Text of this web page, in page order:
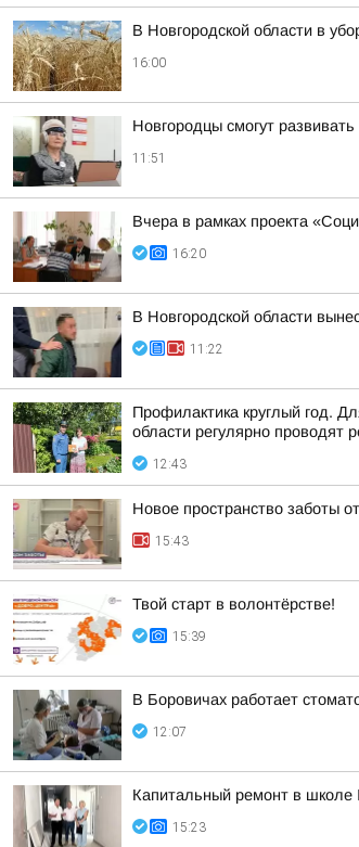
В Новгородской области в
16:00
Новгородцы смогут
11:51
Вчера в рамках проекта
16:20
В Новгородской области
11:22
Профилактика круглый год.
области регулярно
12:43
Новое пространство заботы
15:43
Твой старт в волонтёрстве!
15:39
В Боровичах работает
12:07
Капитальный ремонт в
15:23